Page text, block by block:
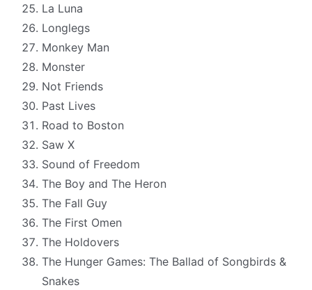
La Luna
Longlegs
Monkey Man
Monster
Not Friends
Past Lives
Road to Boston
Saw X
Sound of Freedom
The Boy and The Heron
The Fall Guy
The First Omen
The Holdovers
The Hunger Games: The Ballad of Songbirds &
Snakes